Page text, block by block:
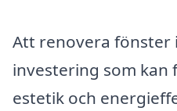
Att renovera fönster
investering som
estetik och